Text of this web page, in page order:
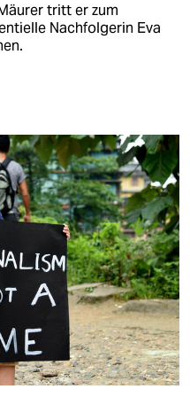
tritt er zum
Nachfolgerin Eva